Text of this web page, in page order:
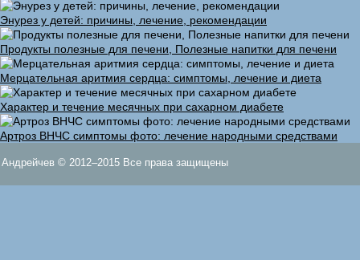
Энурез у детей: причины, лечение, рекомендации
Продукты полезные для печени, Полезные напитки для печени
Мерцательная аритмия сердца: симптомы, лечение и диета
Характер и течение месячных при сахарном диабете
Артроз ВНЧС симптомы фото: лечение народными средствами
Андрейчев © 2012–2015 Все права защищены